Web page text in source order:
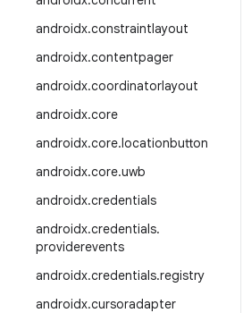
androidx.constraintlayout
androidx.contentpager
androidx.coordinatorlayout
androidx.core
androidx.core.locationbutton
androidx.core.uwb
androidx.credentials
androidx.credentials.
providerevents
androidx.credentials.registry
androidx.cursoradapter